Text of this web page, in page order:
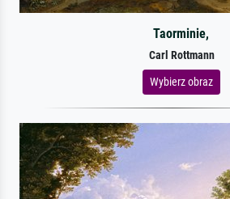
Taorminie,
Carl Rottmann
Wybierz obraz